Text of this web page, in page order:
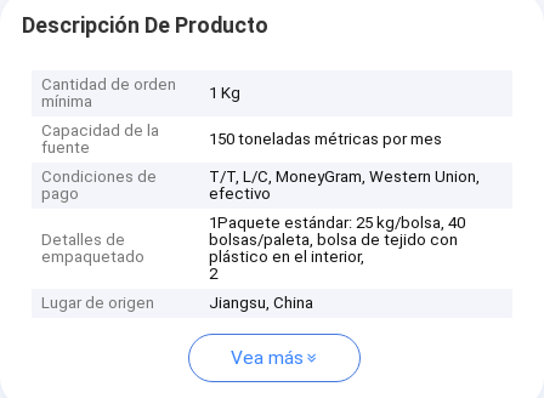
Descripción De Producto
Cantidad de orden
mínima
1 Kg
Capacidad de la
fuente
150 toneladas métricas por mes
Condiciones de
pago
T/T, L/C, MoneyGram, Western Union,
efectivo
Detalles de
empaquetado
1Paquete estándar: 25 kg/bolsa, 40
bolsas/paleta, bolsa de tejido con
plástico en el interior,
2
Lugar de origen
Jiangsu, China
Vea más